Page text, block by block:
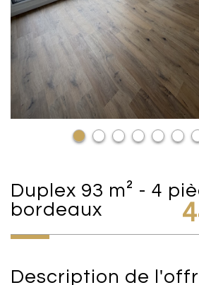
duplex 93 m² - 4 pièces -
bordeaux
description de